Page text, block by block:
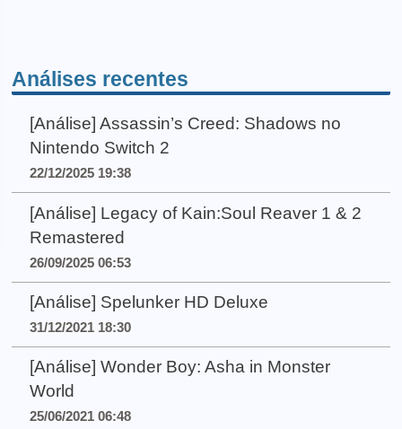
Análises recentes
[Análise] Assassin’s Creed: Shadows no
Nintendo Switch 2
22/12/2025 19:38
[Análise] Legacy of Kain:Soul Reaver 1 & 2
Remastered
26/09/2025 06:53
[Análise] Spelunker HD Deluxe
31/12/2021 18:30
[Análise] Wonder Boy: Asha in Monster
World
25/06/2021 06:48